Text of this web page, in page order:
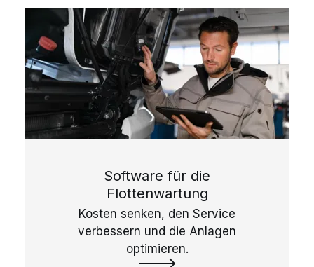
Software für die
Flottenwartung
Kosten senken, den Service
verbessern und die Anlagen
optimieren.